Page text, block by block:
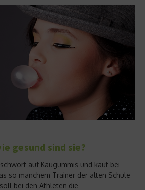
gesund sind sie?
auf Kaugummis und kaut bei
so manchem Trainer der alten Schule
bei den Athleten die